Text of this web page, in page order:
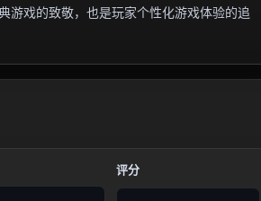
游戏的致敬，也是玩家个性化游戏体验的追
评分